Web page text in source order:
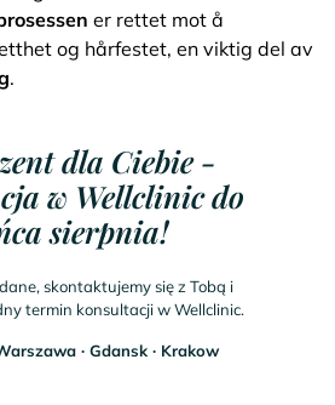
er rettet mot å
og hårfestet, en viktig del av
.
dla Ciebie -
w Wellclinic do
sierpnia!
skontaktujemy się z Tobą i
termin konsultacji w Wellclinic.
∙ Gdansk ∙ Krakow